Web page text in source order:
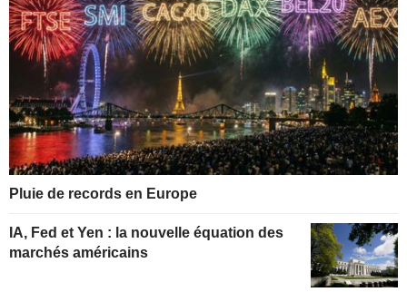
Pluie de records en Europe
IA, Fed et Yen : la nouvelle équation des
marchés américains